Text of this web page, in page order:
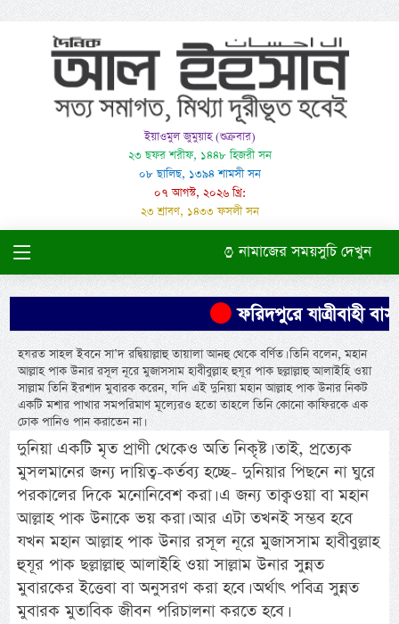
ইয়াওমুল জুমুয়াহ (শুক্রবার)
২৩ ছফর শরীফ, ১৪৪৮ হিজরী সন
০৮ ছালিছ, ১৩৯৪ শামসী সন
০৭ আগস্ট, ২০২৬ খ্রি:
২৩ শ্রাবণ, ১৪৩৩ ফসলী সন
নামাজের সময়সুচি দেখুন
ফরিদপুরে যাত্রীবাহী বাস
হযরত সাহল ইবনে সা’দ রদ্বিয়াল্লাহু তায়ালা আনহু থেকে বর্ণিত। তিনি বলেন, মহান
আল্লাহ পাক উনার রসূল নূরে মুজাসসাম হাবীবুল্লাহ হুযূর পাক ছল্লাল্লাহু আলাইহি ওয়া
সাল্লাম তিনি ইরশাদ মুবারক করেন, যদি এই দুনিয়া মহান আল্লাহ পাক উনার নিকট
একটি মশার পাখার সমপরিমাণ মূল্যেরও হতো তাহলে তিনি কোনো কাফিরকে এক
ঢোক পানিও পান করাতেন না।
দুনিয়া একটি মৃত প্রাণী থেকেও অতি নিকৃষ্ট। তাই, প্রত্যেক
মুসলমানের জন্য দায়িত্ব-কর্তব্য হচ্ছে- দুনিয়ার পিছনে না ঘুরে
পরকালের দিকে মনোনিবেশ করা। এ জন্য তাক্বওয়া বা মহান
আল্লাহ পাক উনাকে ভয় করা। আর এটা তখনই সম্ভব হবে
যখন মহান আল্লাহ পাক উনার রসূল নূরে মুজাসসাম হাবীবুল্লাহ
হুযূর পাক ছল্লাল্লাহু আলাইহি ওয়া সাল্লাম উনার সুন্নত
মুবারকের ইত্তেবা বা অনুসরণ করা হবে। অর্থাৎ পবিত্র সুন্নত
মুবারক মুতাবিক জীবন পরিচালনা করতে হবে।